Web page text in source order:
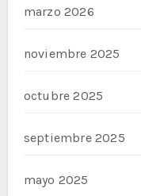
marzo 2026
noviembre 2025
octubre 2025
septiembre 2025
mayo 2025